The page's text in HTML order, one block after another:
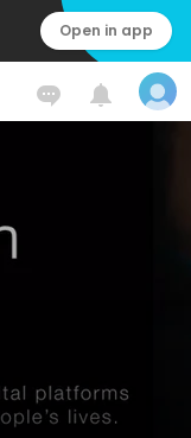
Open in app